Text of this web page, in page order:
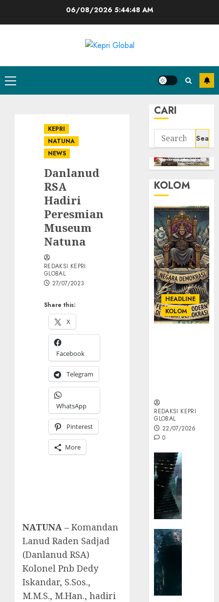
06/08/2026 5:44:49 AM
Primary
Menu
KEPRI
NATUNA
NEWS
Danlanud
RSA
Hadiri
Peresmian
Museum
Natuna
Share this:
X
Facebook
Telegram
WhatsApp
Pinterest
More
REDAKSI KEPRI
GLOBAL
27/07/2023
NATUNA – Komandan
Lanud Raden Sadjad
(Danlanud RSA)
Kolonel Pnb Dedy
Iskandar, S.Sos.,
M.M.S., M.Han., hadiri
CARI
Search
for:
KOLOM
HEADLINE
KOLOM
REDAKSI KEPRI
GLOBAL
22/07/2026
0